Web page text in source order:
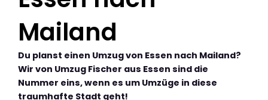
Mailand
Du planst einen Umzug von Essen nach Mailand?
Wir von Umzug Fischer aus Essen sind die
Nummer eins, wenn es um Umzüge in diese
traumhafte Stadt geht!